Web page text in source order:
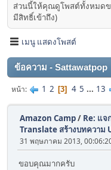
ส่วนนี้ให้คุณดูโพสต์ทั้งหมด
มีสิทธิ์เข้าถึง)
เมนู แสดงโพสต์
ข้อความ - Sattawatpop
หน้า 1 2 3 4 5 ... 13
Amazon Camp/ Re: แจ
Translate สร้างบทความ
31 พฤษภาคม 2013,
ขอบคุณมากครับ